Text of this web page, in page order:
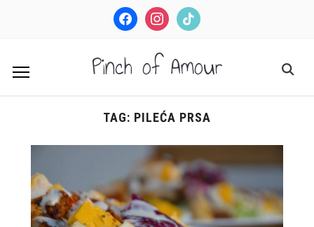
facebookinstagramtiktok
Pinch of Amour
TAG: PILEĆA PRSA